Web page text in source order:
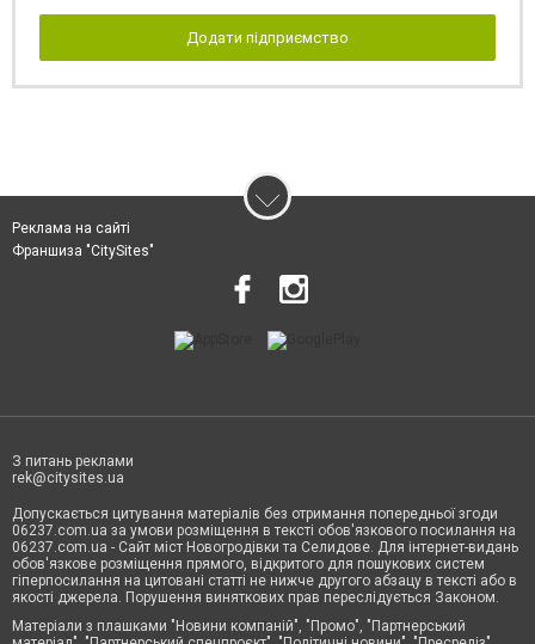
Додати підприємство
Реклама на сайті
Франшиза "CitySites"
З питань реклами
rek@citysites.ua
Допускається цитування матеріалів без отримання попередньої згоди
06237.com.ua за умови розміщення в тексті обов'язкового посилання на
06237.com.ua - Сайт міст Новогродівки та Селидове. Для інтернет-видань
обов'язкове розміщення прямого, відкритого для пошукових систем
гіперпосилання на цитовані статті не нижче другого абзацу в тексті або в
якості джерела. Порушення виняткових прав переслідується Законом.
Матеріали з плашками "Новини компаній", "Промо", "Партнерський